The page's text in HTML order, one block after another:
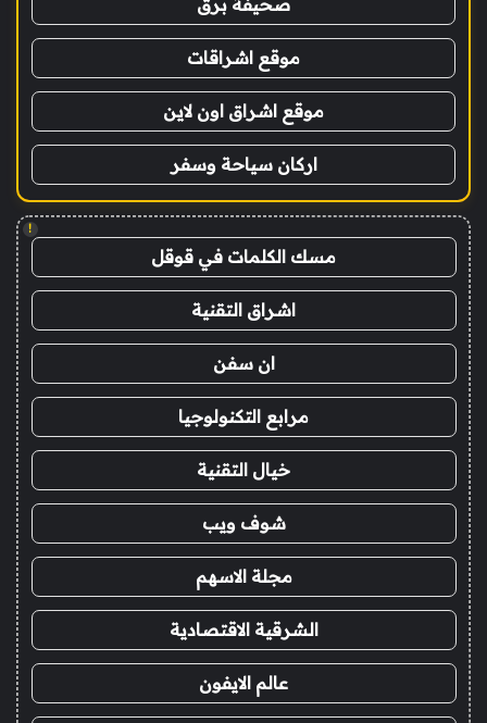
صحيفة برق
موقع اشراقات
موقع اشراق اون لاين
اركان سياحة وسفر
!
مسك الكلمات في قوقل
اشراق التقنية
ان سفن
مرابع التكنولوجيا
خيال التقنية
شوف ويب
مجلة الاسهم
الشرقية الاقتصادية
عالم الايفون